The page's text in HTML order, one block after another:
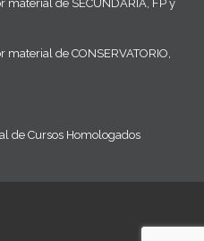
de SECUNDARIA, FP y
de CONSERVATORIO,
de Cursos Homologados